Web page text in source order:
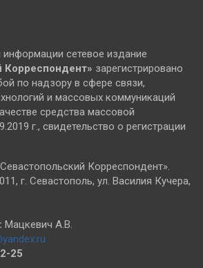
сетевое издание
Корреспондент» зарегистрировано
по надзору в сфере связи,
и массовых коммуникаций
средства массовой
г., свидетельство о регистрации
Корреспондент».
г. Севастополь, ул. Василия Кучера,
Мацкевич А.В.
25